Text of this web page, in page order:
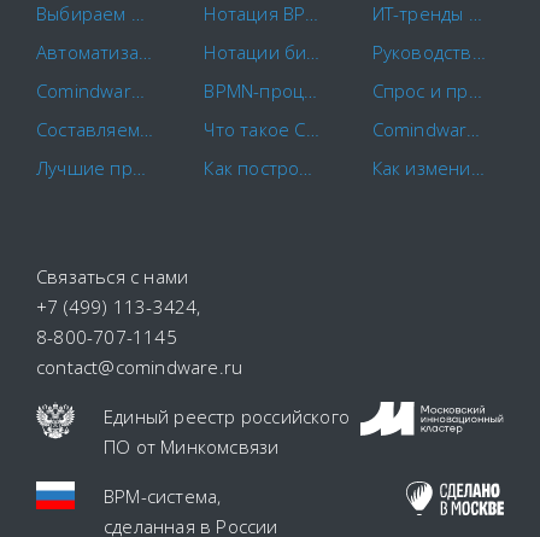
Выбираем площадки для закупок
Автоматизация маркетинга
Comindware и САПРАН начинают совместное внедрение российских CX-решений
Составляем план-график закупок по правилам
Лучшие программы для контроля сотрудников в 2022 году
Нотация BPMN 2.0: ключевые элементы и описание
Нотации бизнес-процессов IDEF0. EPC. BPMN.
BPMN-процессы: основы моделирования и примеры бизнес-процессов
Что такое CapEx и OpEx?
Как построить схему бизнес-процесса
ИТ-тренды 2019: за чем стоит следить
Руководство для новичков: Как стать менеджером проектов
Спрос и предложение на рынке SRM. Взгляд экспертов на Comindware Управление закупками
Comindware на CROC VENDORS’ DAY
Как изменился бизнес в 2022 году: в России вышел отчет PEX Network
Связаться с нами
+7 (499) 113-3424,
8-800-707-1145
contact@comindware.ru
Единый реестр российского
ПО от Минкомсвязи
BPM-система,
сделанная в России